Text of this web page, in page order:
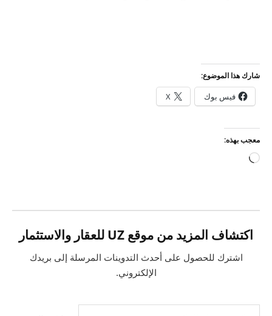
شارك هذا الموضوع:
فيس بوك X
معجب بهذه:
جاري
اكتشاف المزيد من موقع UZ للعقار والاستثمار
اشترك للحصول على أحدث التدوينات المرسلة إلى بريدك
الإلكتروني.
كتابة بريدك الإلكتروني...